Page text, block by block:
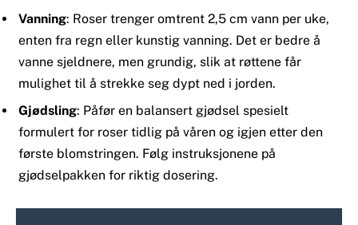
Vanning: Roser trenger omtrent 2,5 cm vann per uke,
enten fra regn eller kunstig vanning. Det er bedre å
vanne sjeldnere, men grundig, slik at røttene får
mulighet til å strekke seg dypt ned i jorden.
Gjødsling: Påfør en balansert gjødsel spesielt
formulert for roser tidlig på våren og igjen etter den
første blomstringen. Følg instruksjonene på
gjødselpakken for riktig dosering.